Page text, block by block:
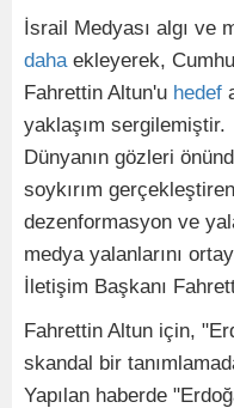
İsrail Medyası algı ve
daha ekleyerek,
Fahrettin Altun'u hedef
yaklaşım sergilemiştir.
Dünyanın gözleri
soykırım
dezenformasyon ve
medya yalanlarını
İletişim Başkanı
Fahrettin Altun için,
skandal bir
Yapılan haberde